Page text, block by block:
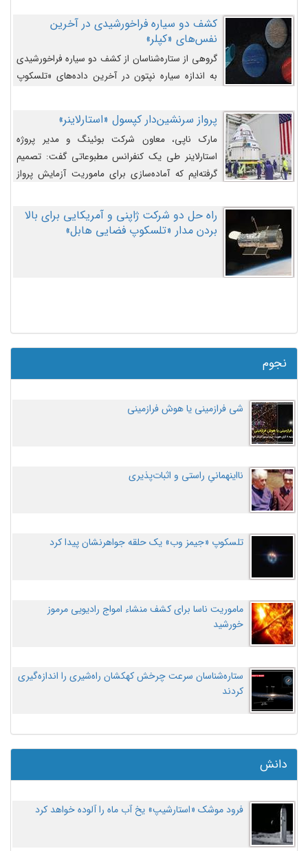
کشف دو سیاره فراخورشیدی در آخرین
نفس‌های «کپلر»
گروهی از ستاره‌شناسان از کشف دو سیاره فراخورشیدی
به اندازه سیاره نپتون در آخرین داده‌های «تلسکوپ
پرواز سرنشین‌دار کپسول «استارلاینر»
مارک ناپی، معاون شرکت بوئینگ و مدیر پروژه
استارلاینر طی یک کنفرانس مطبوعاتی گفت: تصمیم
گرفته‌ایم که آماده‌سازی برای ماموریت آزمایش پرواز
اصلاح کنیم.
راه حل دو شرکت ژاپنی و آمریکایی برای بالا
بردن مدار «تلسکوپ فضایی هابل»
نجوم
شی فرازمینی یا هوش فرازمینی
نااینهمانیِ راستی و اثبات‌پذیری
تلسکوپ «جیمز وب» یک حلقه جواهرنشان پیدا کرد
ماموریت ناسا برای کشف منشاء امواج رادیویی مرموز
خورشید
ستاره‌شناسان سرعت چرخش کهکشان راه‌شیری را اندازه‌گیری
کردند
دانش
فرود موشک «استارشیپ» یخ آب ماه را آلوده خواهد کرد